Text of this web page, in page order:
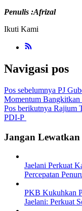
Penulis :Afrizal
Ikuti Kami
Navigasi pos
Pos sebelumnya PJ
Momentum Bangkitkan
Pos berikutnya Rajium
PDI-P
Jangan Lewatkan
Jaelani Perkuat
Percepatan
PKB Kukuhkan
Jaelani: Perkuat